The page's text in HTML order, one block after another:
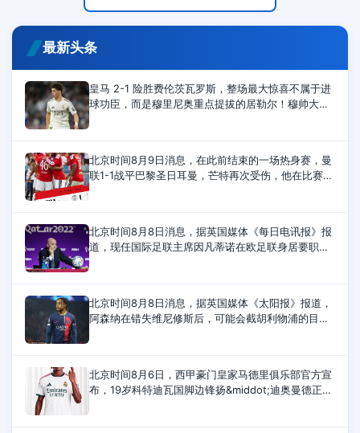
最新头条
皇马 2-1 险胜费伦茨瓦罗斯，整场最大惊喜不属于进
球功臣，而是穆里尼奥重点提拔的居勒尔！穆帅大胆
北京时间8月9日消息，在此前结束的一场热身赛，曼
联1-1战平巴黎圣日耳曼，芒特再次受伤，他在比赛第
北京时间8月8日消息，据英国媒体《每日电讯报》报
道，现任国际足联主席因凡蒂诺在欧足联身居要职期
北京时间8月8日消息，据英国媒体《太阳报》报道，
阿森纳在错失维尼修斯后，可能会截胡利物浦的目标
北京时间8月6日，西甲豪门皇家马德里俱乐部官方宣
布，19岁科特迪瓦国脚边锋扬&middot;迪奥曼德正式